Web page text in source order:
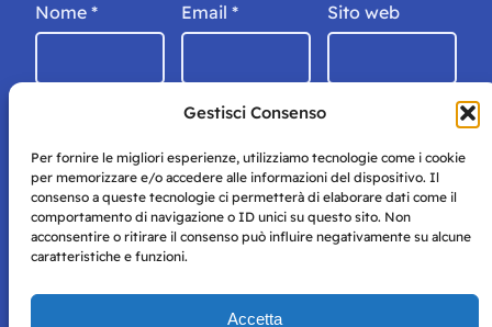
Gestisci Consenso
Per fornire le migliori esperienze, utilizziamo tecnologie come i cookie
per memorizzare e/o accedere alle informazioni del dispositivo. Il
consenso a queste tecnologie ci permetterà di elaborare dati come il
comportamento di navigazione o ID unici su questo sito. Non
acconsentire o ritirare il consenso può influire negativamente su alcune
caratteristiche e funzioni.
Accetta
Nome * Email * Sito web
Storie di Napoli è una testata registrata presso il tribunale di